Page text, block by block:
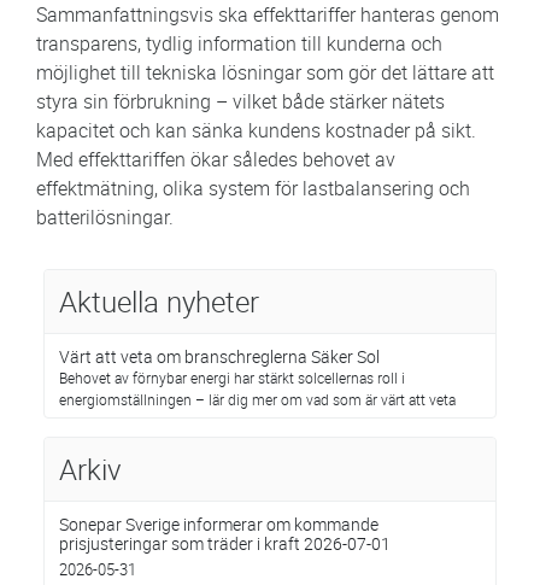
Sammanfattningsvis ska effekttariffer hanteras genom
transparens, tydlig information till kunderna och
möjlighet till tekniska lösningar som gör det lättare att
styra sin förbrukning – vilket både stärker nätets
kapacitet och kan sänka kundens kostnader på sikt.
Med effekttariffen ökar således behovet av
effektmätning, olika system för lastbalansering och
batterilösningar.
Aktuella nyheter
Värt att veta om branschreglerna Säker Sol
Behovet av förnybar energi har stärkt solcellernas roll i
energiomställningen – lär dig mer om vad som är värt att veta
Arkiv
Sonepar Sverige informerar om kommande
prisjusteringar som träder i kraft 2026-07-01
2026-05-31